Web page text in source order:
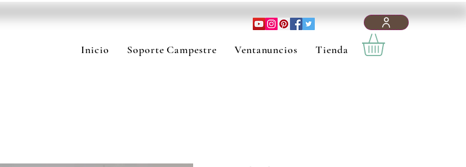
Inicio Soporte Campestre Ventanuncios Tienda